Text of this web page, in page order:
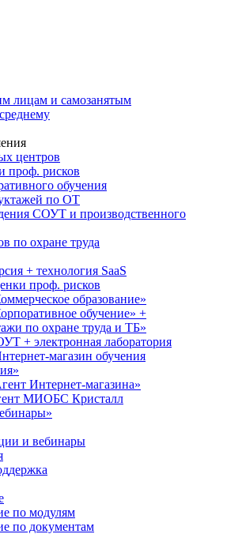
лицам и самозанятым
центров
проф. рисков
обучения
по ОТ
СОУТ и производственного
по охране труда
+ технология SaaS
проф. рисков
образование»
обучение» +
по охране труда и ТБ»
+ электронная лаборатория
магазин обучения
Интернет-магазина»
МИОБС Кристалл
и вебинары
по модулям
по документам